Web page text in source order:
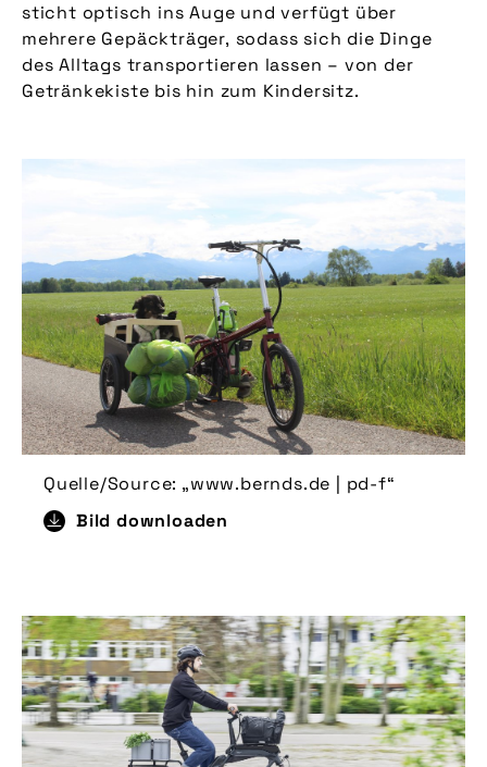
sticht optisch ins Auge und verfügt über
mehrere Gepäckträger, sodass sich die Dinge
des Alltags transportieren lassen – von der
Getränkekiste bis hin zum Kindersitz.
Quelle/Source: „www.bernds.de | pd-f“
Bild downloaden